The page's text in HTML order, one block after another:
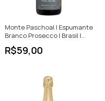
Monte Paschoal | Espumante
Branco Prosecco | Brasil |
R$59,00